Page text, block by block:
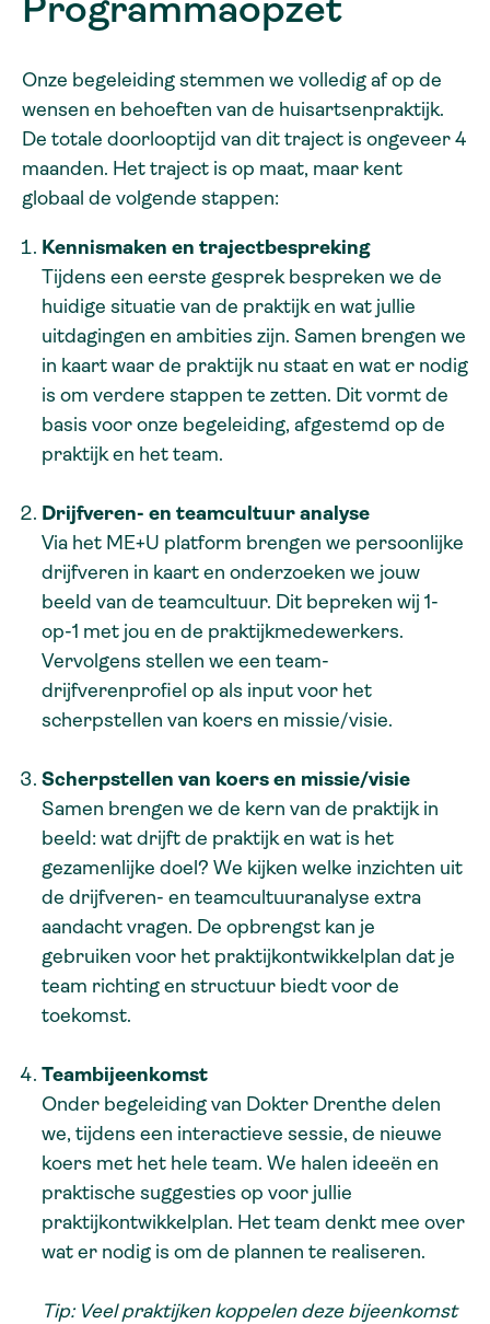
Onze begeleiding stemmen we volledig af op de
wensen en behoeften van de huisartsenpraktijk.
De totale doorlooptijd van dit traject is ongeveer 4
maanden. Het traject is op maat, maar kent
globaal de volgende stappen:
Kennismaken en trajectbespreking
Tijdens een eerste gesprek bespreken we de
huidige situatie van de praktijk en wat jullie
uitdagingen en ambities zijn. Samen brengen we
in kaart waar de praktijk nu staat en wat er nodig
is om verdere stappen te zetten. Dit vormt de
basis voor onze begeleiding, afgestemd op de
praktijk en het team.
Drijfveren- en teamcultuur analyse
Via het ME+U platform brengen we persoonlijke
drijfveren in kaart en onderzoeken we jouw
beeld van de teamcultuur. Dit bepreken wij 1-
op-1 met jou en de praktijkmedewerkers.
Vervolgens stellen we een team-
drijfverenprofiel op als input voor het
scherpstellen van koers en missie/visie.
Scherpstellen van koers en missie/visie
Samen brengen we de kern van de praktijk in
beeld: wat drijft de praktijk en wat is het
gezamenlijke doel? We kijken welke inzichten uit
de drijfveren- en teamcultuuranalyse extra
aandacht vragen. De opbrengst kan je
gebruiken voor het praktijkontwikkelplan dat je
team richting en structuur biedt voor de
toekomst.
Teambijeenkomst
Onder begeleiding van Dokter Drenthe delen
we, tijdens een interactieve sessie, de nieuwe
koers met het hele team. We halen ideeën en
praktische suggesties op voor jullie
praktijkontwikkelplan. Het team denkt mee over
wat er nodig is om de plannen te realiseren.
Tip: Veel praktijken koppelen deze bijeenkomst